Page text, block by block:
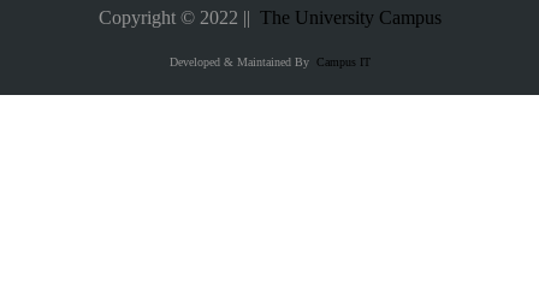
Copyright © 2022 || The University Campus
Developed & Maintained ByCampus IT